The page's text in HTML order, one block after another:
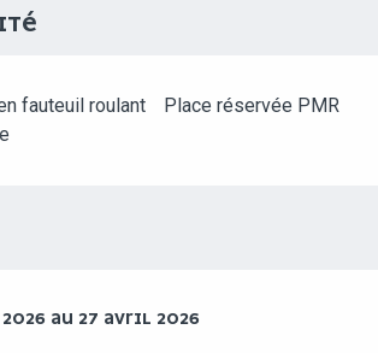
fauteuil roulant
Place réservée PMR
2026 AU 27 AVRIL 2026
2026 AU 27 AVRIL 2026